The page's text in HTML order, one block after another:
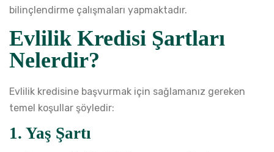
bilinçlendirme çalışmaları yapmaktadır.
Evlilik Kredisi Şartları
Nelerdir?
Evlilik kredisine başvurmak için sağlamanız gereken
temel koşullar şöyledir:
1. Yaş Şartı